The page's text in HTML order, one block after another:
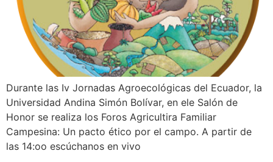
Durante las Iv Jornadas Agroecológicas del Ecuador, la
Universidad Andina Simón Bolívar, en ele Salón de
Honor se realiza los Foros Agricultira Familiar
Campesina: Un pacto ético por el campo. A partir de
las 14:oo escúchanos en vivo